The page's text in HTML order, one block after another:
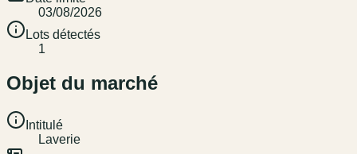
03/08/2026
Lots détectés
1
Objet du marché
Intitulé
Laverie